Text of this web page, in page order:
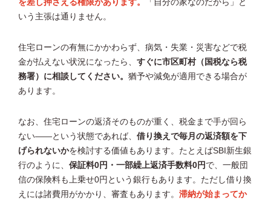
を差し押さえる権限があります。
「自分の家なのだから」と
いう主張は通りません。
住宅ローンの有無にかかわらず、病気・失業・災害などで税
金が払えない状況になったら、 すぐに市区町村（国税なら税
務署）に相談してください。 猶予や減免が適用できる場合が
あります。
なお、住宅ローンの返済そのものが重く、税金まで手が回ら
ない——という状態であれば、 借り換えで毎月の返済額を下
げられないかを検討する価値もあります。たとえばSBI新生銀
行のように、 保証料0円・一部繰上返済手数料0円 で、一般団
信の保険料も上乗せ0円という銀行もあります。ただし借り換
えには諸費用がかかり、審査もあります。 滞納が始まってか